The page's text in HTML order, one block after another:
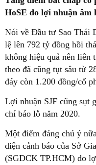
HoSE do lợi nhuận âm
Nói về Đầu tư Sao Thái
lệ lên 792 tỷ đồng hồi
không hiệu quả nên liên
theo đã cũng tụt sâu từ
đáy còn 1.200 đồng/cổ
Lợi nhuận SJF cũng sụt
chí báo lỗ năm 2020.
Một điểm đáng chú ý
diện cảnh báo của Sở
(SGDCK TP.HCM) do